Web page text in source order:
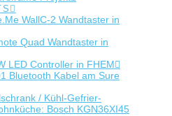
WallC-2 Wandtaster in
Quad Wandtaster in
LED Controller in FHEM
Bluetooth Kabel am Sure
/ Kühl-Gefrier-
Bosch KGN36XI45